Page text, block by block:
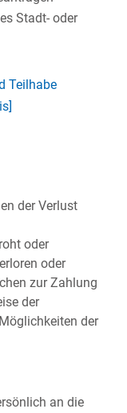
Stadt- oder
Teilhabe
der Verlust
oder
oder
zur Zahlung
der
der
an die